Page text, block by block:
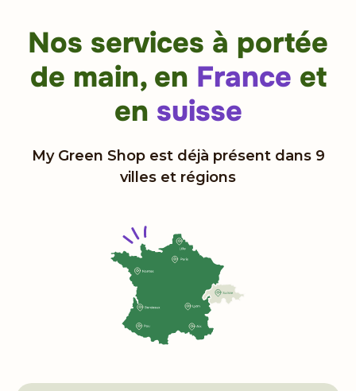
Nos services à portée
de main, en France et
en suisse
My Green Shop est déjà présent dans 9
villes et régions